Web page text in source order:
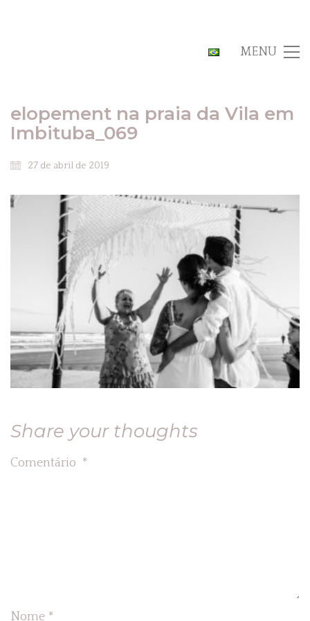
MENU
elopement na praia da Vila em
Imbituba_069
27 de abril de 2019
Share your thoughts
Comentário *
Nome *